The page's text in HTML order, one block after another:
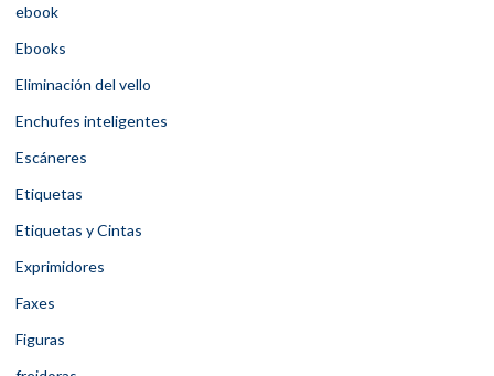
ebook
Ebooks
Eliminación del vello
Enchufes inteligentes
Escáneres
Etiquetas
Etiquetas y Cintas
Exprimidores
Faxes
Figuras